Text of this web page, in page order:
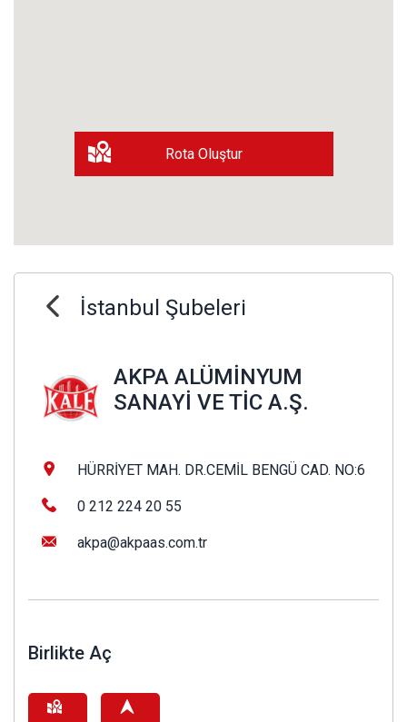
Rota Oluştur
İstanbul Şubeleri
AKPA ALÜMİNYUM
SANAYİ VE TİC A.Ş.
HÜRRİYET MAH. DR.CEMİL BENGÜ CAD. NO:6
0 212 224 20 55
akpa@akpaas.com.tr
Birlikte Aç